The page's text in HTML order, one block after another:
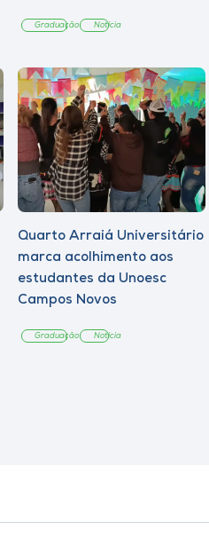
Graduação Notícia
Quarto Arraiá Universitário
marca acolhimento aos
estudantes da Unoesc
Campos Novos
Graduação Notícia